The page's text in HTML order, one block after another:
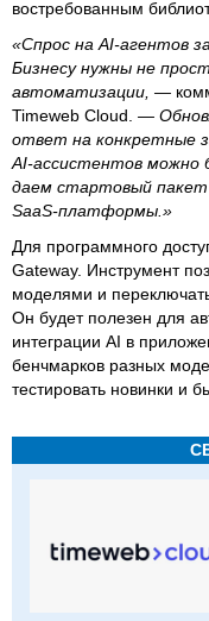
востребованным
«Спрос на AI-агентов
Бизнесу нужны не
автоматизации, —
Timeweb Cloud. —
ответ на конкретные
AI-ассистентов можно
даем стартовый пакет
SaaS-платформы.»
Для программного
Gateway. Инструмент
моделями и
Он будет полезен для
интеграции AI в
бенчмарков разных
тестировать новинки и